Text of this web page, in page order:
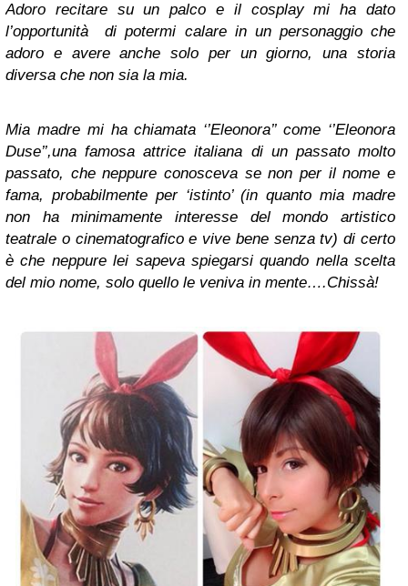
Adoro recitare su un palco e il cosplay mi ha dato
l’opportunità di potermi calare in un personaggio che
adoro e avere anche solo per un giorno, una storia
diversa che non sia la mia.
Mia madre mi ha chiamata ‘’Eleonora’’ come ‘’Eleonora
Duse’’,una famosa attrice italiana di un passato molto
passato, che neppure conosceva se non per il nome e
fama, probabilmente per ‘istinto’ (in quanto mia madre
non ha minimamente interesse del mondo artistico
teatrale o cinematografico e vive bene senza tv) di certo
è che neppure lei sapeva spiegarsi quando nella scelta
del mio nome, solo quello le veniva in mente….Chissà!